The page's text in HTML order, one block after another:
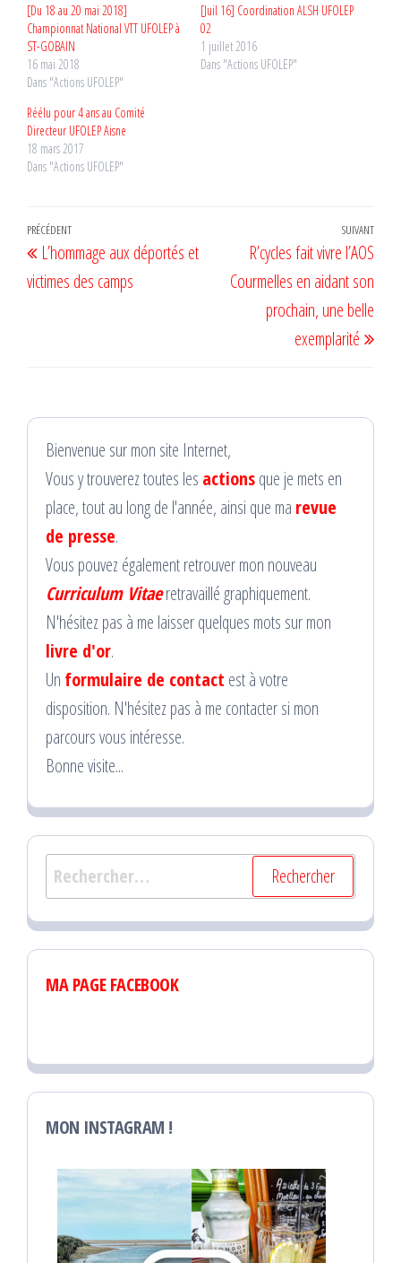
[Du 18 au 20 mai 2018]
Championnat National VTT UFOLEP à
ST-GOBAIN
16 mai 2018
Dans "Actions UFOLEP"
[Juil 16] Coordination ALSH UFOLEP
02
1 juillet 2016
Dans "Actions UFOLEP"
Réélu pour 4 ans au Comité
Directeur UFOLEP Aisne
18 mars 2017
Dans "Actions UFOLEP"
Navigation
de
l’article
Article
précédent
PRÉCÉDENT
L’hommage aux déportés et
victimes des camps
SUIVANT
R’cycles fait vivre l’AOS
Courmelles en aidant son
prochain, une belle
exemplarité
Bienvenue sur mon site Internet,
Vous y trouverez toutes les actionsque je mets en
place, tout au long de l'année, ainsi que ma revue
de presse.
Vous pouvez également retrouver mon nouveau
Curriculum Vitaeretravaillé graphiquement.
N'hésitez pas à me laisser quelques mots sur mon
livre d'or.
Un formulaire de contact est à votre
disposition. N'hésitez pas à me contacter si mon
parcours vous intéresse.
Bonne visite...
Rechercher :
MA PAGE FACEBOOK
MON INSTAGRAM !